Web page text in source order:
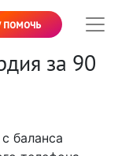
помочь
за 90
баланса